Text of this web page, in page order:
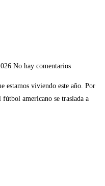
No hay comentarios
estamos viviendo este año. Por
americano se traslada a